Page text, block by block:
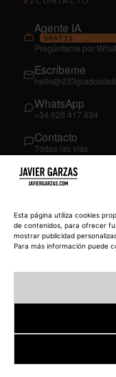
Esta página utiliza cookies
de contenidos, para ofrecer
mostrar publicidad
Para más información puede
Agente IA
GRATIS
Pregúntame por
Escríbeme
WhatsApp
+34 628 417 634
Contacto
Todas las vías
03SÍGUEME
YouTube
@JavierGarzas
LinkedIn
© 2026
Política de privacidad